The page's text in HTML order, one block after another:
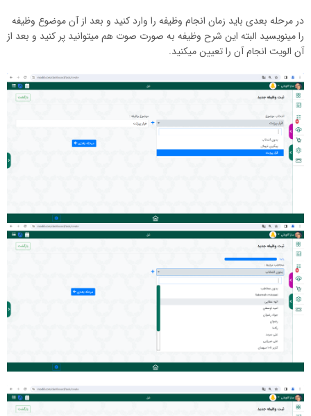
در مرحله بعدی باید زمان انجام وظیفه را وارد کنید و بعد از آن موضوع وظیفه
را مینویسید البته این شرح وظیفه به صورت صوت هم میتوانید پر کنید و بعد از
آن الویت انجام آن را تعیین میکنید.